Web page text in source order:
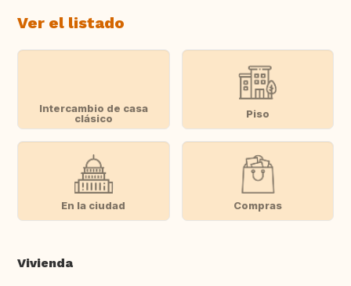
Ver el listado
Intercambio de casa
clásico
Piso
En la ciudad Compras
Vivienda